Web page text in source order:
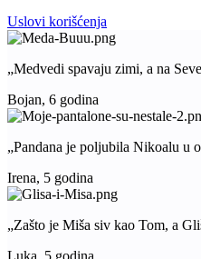
Uslovi korišćenja
„Medvedi spavaju zimi, a na
Bojan, 6 godina
„Pandana je poljubila Nikoalu u
Irena, 5 godina
„Zašto je Miša siv kao Tom, a